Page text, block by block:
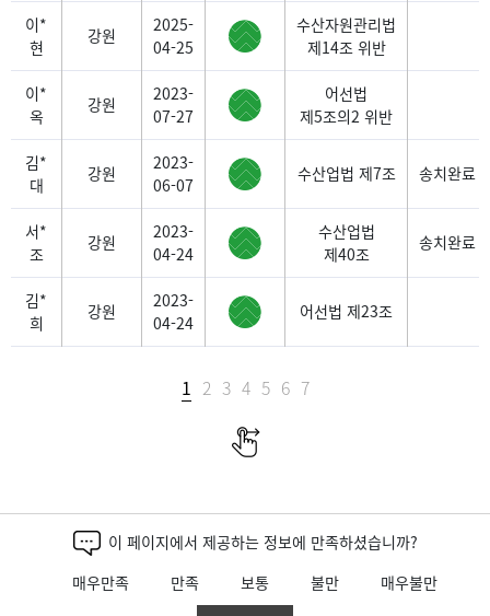
이*
현
강원
2025-
04-25
수산자원관리법
제14조 위반
이*
옥
강원
2023-
07-27
어선법
제5조의2 위반
김*
대
강원
2023-
06-07
수산업법 제7조 송치완료
서*
조
강원
2023-
04-24
수산업법
제40조
송치완료
김*
희
강원
2023-
04-24
어선법 제23조
1 2 3 4 5 6 7
이 페이지에서 제공하는 정보에 만족하셨습니까?
매우만족
만족 보통 불만 매우불만